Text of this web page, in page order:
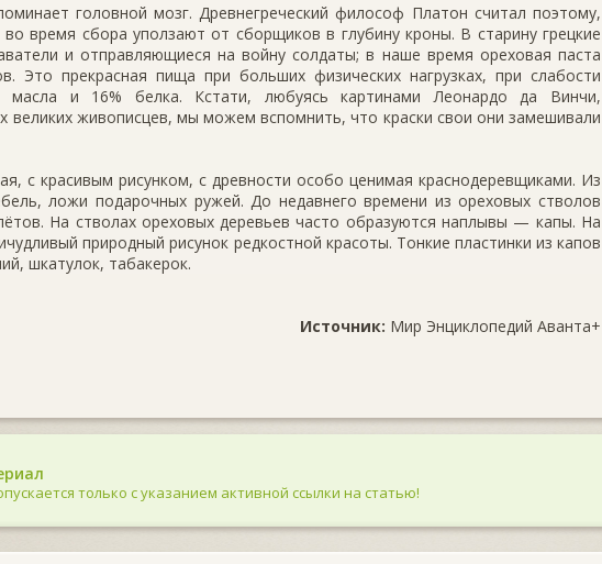
голов­ной мозг. Древнегреческий философ Платон счи­тал поэтому,
время сбора уползают от сборщиков в глубину кроны. В старину грецкие
и отправляющиеся на войну сол­даты; в наше время ореховая паста
Это прекрасная пища при больших физических нагрузках, при слабости
и 16% белка. Кстати, любуясь картинами Леонардо да Винчи,
великих живо­писцев, мы можем вспомнить, что краски свои они замешивали
с красивым рисунком, с древности особо ценимая красноде­ревщиками. Из
ложи подарочных ружей. До недавнего времени из ореховых стволов
На стволах ореховых деревьев часто образуются наплывы — капы. На
природный рисунок редкостной красоты. Тонкие пластинки из капов
шкатулок, табакерок.
Источник: Мир Энциклопедий Аванта+
только с указанием активной ссылки на статью!